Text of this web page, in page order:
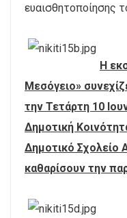
ευαισθητοποίησης
Η
Μεσόγειο»
την Τετάρτη 10
Δημοτική
Δημοτικό Σχολείο
καθαρίσουν την